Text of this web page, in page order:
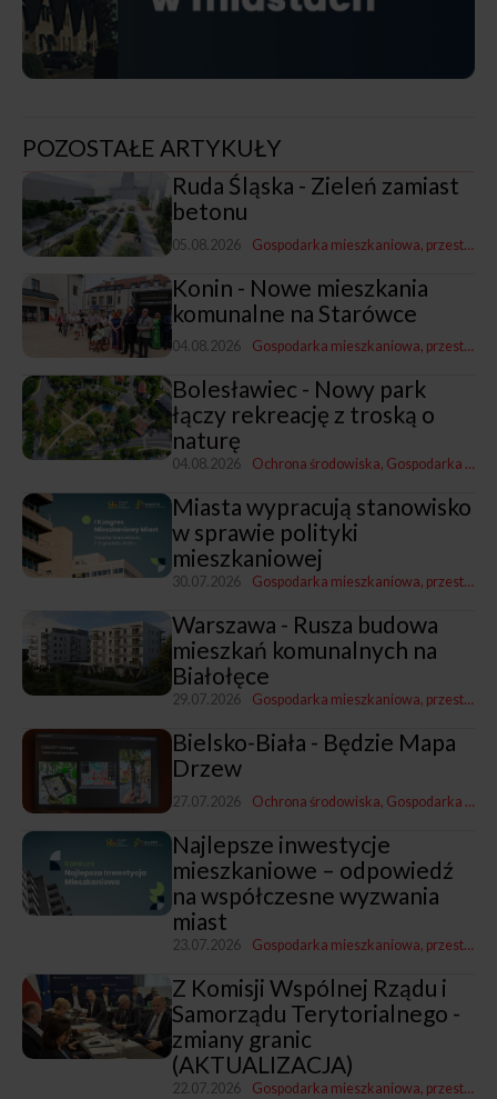
POZOSTAŁE ARTYKUŁY
Ruda Śląska - Zieleń zamiast
betonu
05.08.2026 Gospodarka mieszkaniowa, przestrzenna i nieruchomościami
Konin - Nowe mieszkania
komunalne na Starówce
04.08.2026 Gospodarka mieszkaniowa, przestrzenna i nieruchomościami
Bolesławiec - Nowy park
łączy rekreację z troską o
naturę
04.08.2026 Ochrona środowiska Gospodarka mieszkaniowa, przestrzenna i nieruchomościami
Miasta wypracują stanowisko
w sprawie polityki
mieszkaniowej
30.07.2026 Gospodarka mieszkaniowa, przestrzenna i nieruchomościami
Warszawa - Rusza budowa
mieszkań komunalnych na
Białołęce
29.07.2026 Gospodarka mieszkaniowa, przestrzenna i nieruchomościami
Bielsko-Biała - Będzie Mapa
Drzew
27.07.2026 Ochrona środowiska Gospodarka mieszkaniowa, przestrzenna i nieruchomościami
Najlepsze inwestycje
mieszkaniowe – odpowiedź
na współczesne wyzwania
miast
23.07.2026 Gospodarka mieszkaniowa, przestrzenna i nieruchomościami
Z Komisji Wspólnej Rządu i
Samorządu Terytorialnego -
zmiany granic
(AKTUALIZACJA)
22.07.2026 Gospodarka mieszkaniowa, przestrzenna i nieruchomościami